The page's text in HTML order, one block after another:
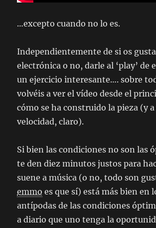
…excepto cuando no lo es.
Independientemente de si os
electrónica o no, darle al ‘play’ de
un ejercicio interesante…. sobre
volvéis a ver el vídeo desde el
cómo se ha construido la pieza (y a
velocidad, claro).
Si bien las condiciones no son las
te den diez minutos justos para
suene a música (o no, todo son
emmo es que sí) está más bien en
antípodas de las condiciones
a diario que uno tenga la